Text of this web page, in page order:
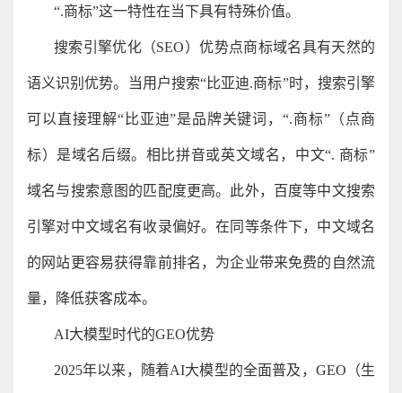
“.商标”这一特性在当下具有特殊价值。
搜索引擎优化（SEO）优势点商标域名具有天然的
语义识别优势。当用户搜索“比亚迪.商标”时，搜索引擎
可以直接理解“比亚迪”是品牌关键词，“.商标”（点商
标）是域名后缀。相比拼音或英文域名，中文“. 商标”
域名与搜索意图的匹配度更高。此外，百度等中文搜索
引擎对中文域名有收录偏好。在同等条件下，中文域名
的网站更容易获得靠前排名，为企业带来免费的自然流
量，降低获客成本。
AI大模型时代的GEO优势
2025年以来，随着AI大模型的全面普及，GEO（生